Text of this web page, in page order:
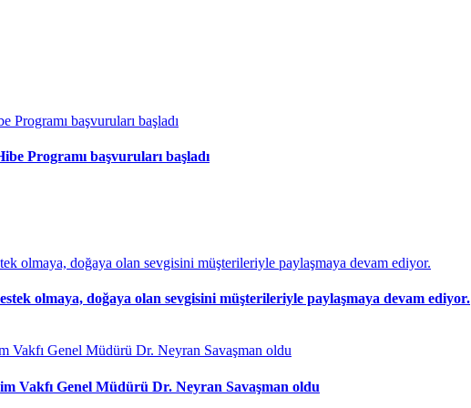
Programı başvuruları başladı
olmaya, doğaya olan sevgisini müşterileriyle paylaşmaya devam ediyor.
Vakfı Genel Müdürü Dr. Neyran Savaşman oldu